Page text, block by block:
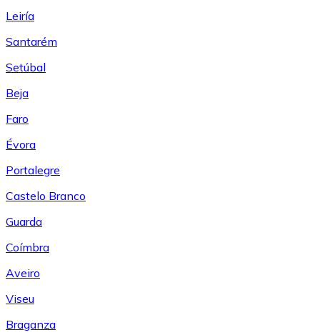
Leiría
Santarém
Setúbal
Beja
Faro
Évora
Portalegre
Castelo Branco
Guarda
Coímbra
Aveiro
Viseu
Braganza